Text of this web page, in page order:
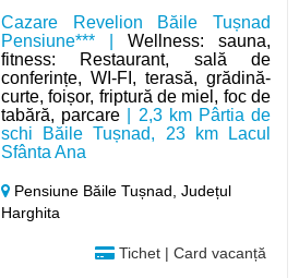
Cazare Revelion Băile Tușnad
Pensiune*** |Wellness: sauna,
fitness: Restaurant, sală de
conferințe, WI-FI, terasă, grădină-
curte, foișor, friptură de miel, foc de
tabără, parcare | 2,3 km Pârtia de
schi Băile Tușnad, 23 km Lacul
Sfânta Ana
Pensiune Băile Tușnad,Județul
Harghita
Tichet | Card vacanță